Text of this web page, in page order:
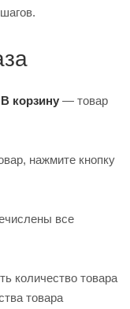
В корзину — товар
нажмите кнопку
все
количество товара
товара